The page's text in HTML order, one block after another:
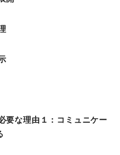
要な理由１：コミュニケー